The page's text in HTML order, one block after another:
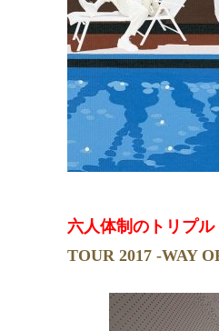
六人体制のトリプル
TOUR 2017 -WAY